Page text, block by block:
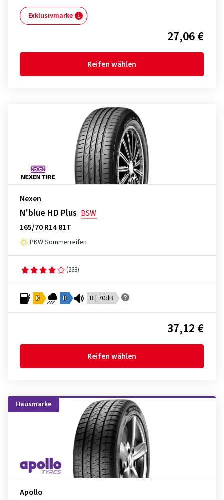
Exklusivmarke
27,06 €
Reifen wählen
Nexen
N'blue HD Plus BSW
165/70 R14 81T
PKW Sommerreifen
(238)
D B B | 70dB
37,12 €
Reifen wählen
Hausmarke
Apollo